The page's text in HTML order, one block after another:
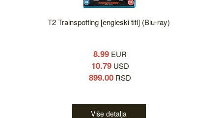
T2 Trainspotting [engleski titl] (Blu-ray)
8.99 EUR
10.79USD
899.00 RSD
Više detalja